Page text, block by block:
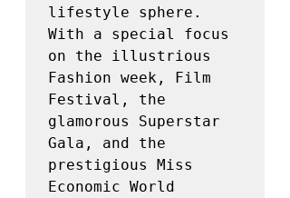
lifestyle sphere.
With a special focus
on the illustrious
Fashion week, Film
Festival, the
glamorous Superstar
Gala, and the
prestigious Miss
Economic World